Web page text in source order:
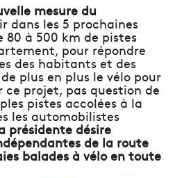
mesure du
dans les 5 prochaines
80 à 500 km de pistes
pour répondre
des habitants et des
plus en plus le vélo pour
ce projet, pas question de
pistes accolées à la
les automobilistes
présidente désire
de la route
balades à vélo en toute